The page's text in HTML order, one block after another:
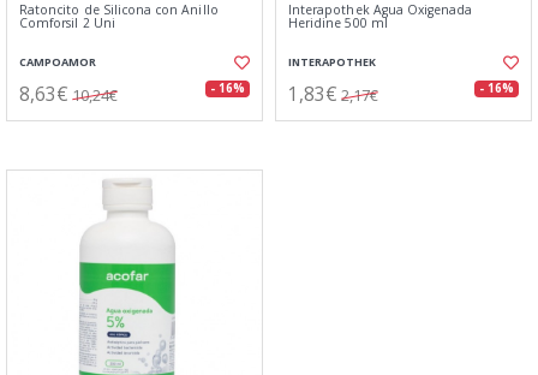
Ratoncito de Silicona con Anillo
Comforsil 2 Uni
CAMPOAMOR
8,63€ 10,24€ - 16%
Interapothek Agua Oxigenada
Heridine 500 ml
INTERAPOTHEK
1,83€ 2,17€ - 16%